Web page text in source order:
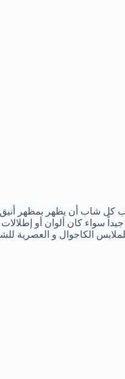
كل شاب أن يظهر بمظهر
سواء كان ألوان أو
الكاجوال و